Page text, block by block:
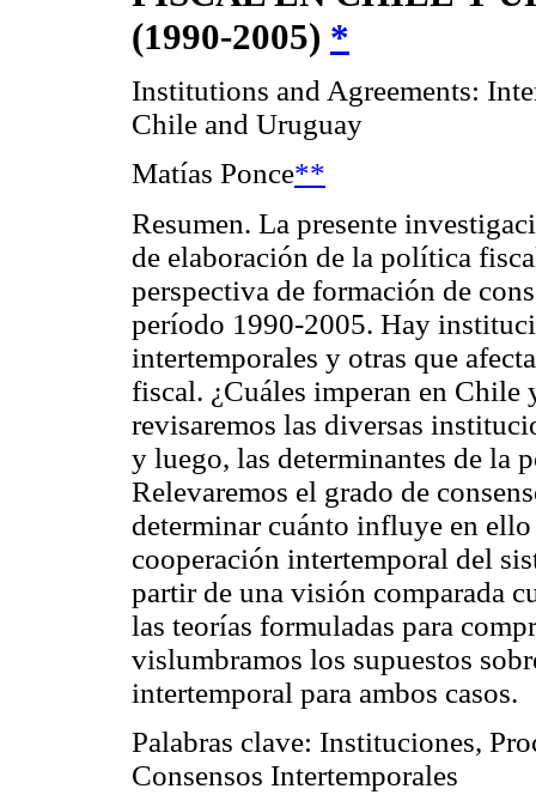
(1990-2005) *
Institutions and Agreements:
Chile and Uruguay
Matías Ponce**
Resumen. La presente
de elaboración de la política
perspectiva de formación de
período 1990-2005. Hay
intertemporales y otras que
fiscal. ¿Cuáles imperan en Chile
revisaremos las diversas
y luego, las determinantes de la
Relevaremos el grado de
determinar cuánto influye en
cooperación intertemporal del
partir de una visión comparada
las teorías formuladas para
vislumbramos los supuestos
intertemporal para ambos casos.
Palabras clave: Instituciones,
Consensos Intertemporales